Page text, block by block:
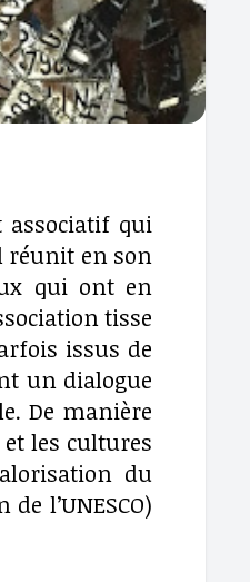
associatif qui
réunit en son
qui ont en
tisse
issus de
un dialogue
De manière
les cultures
du
l’UNESCO)